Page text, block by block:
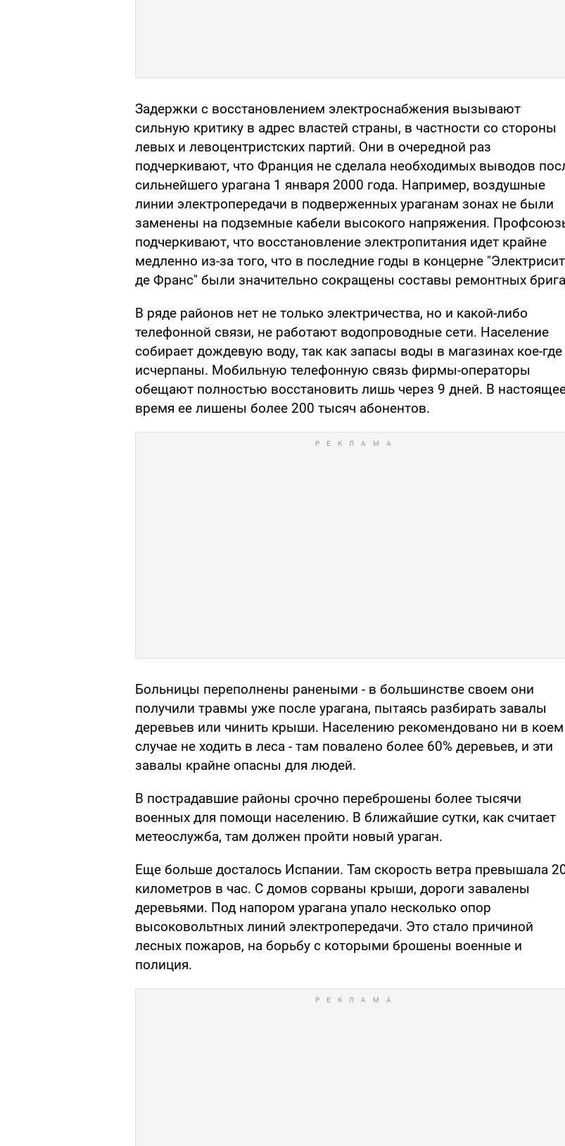
Задержки с восстановлением электроснабжения вызывают
сильную критику в адрес властей страны, в частности со стороны
левых и левоцентристских партий. Они в очередной раз
подчеркивают, что Франция не сделала необходимых выводов
сильнейшего урагана 1 января 2000 года. Например, воздушные
линии электропередачи в подверженных ураганам зонах не были
заменены на подземные кабели высокого напряжения.
подчеркивают, что восстановление электропитания идет крайне
медленно из-за того, что в последние годы в концерне
де Франс" были значительно сокращены составы ремонтных
В ряде районов нет не только электричества, но и какой-либо
телефонной связи, не работают водопроводные сети. Население
собирает дождевую воду, так как запасы воды в магазинах кое-где
исчерпаны. Мобильную телефонную связь фирмы-операторы
обещают полностью восстановить лишь через 9 дней. В
время ее лишены более 200 тысяч абонентов.
Больницы переполнены ранеными - в большинстве своем они
получили травмы уже после урагана, пытаясь разбирать завалы
деревьев или чинить крыши. Населению рекомендовано ни в коем
случае не ходить в леса - там повалено более 60% деревьев, и эти
завалы крайне опасны для людей.
В пострадавшие районы срочно переброшены более тысячи
военных для помощи населению. В ближайшие сутки, как считает
метеослужба, там должен пройти новый ураган.
Еще больше досталось Испании. Там скорость ветра превышала
километров в час. С домов сорваны крыши, дороги завалены
деревьями. Под напором урагана упало несколько опор
высоковольтных линий электропередачи. Это стало причиной
лесных пожаров, на борьбу с которыми брошены военные и
полиция.